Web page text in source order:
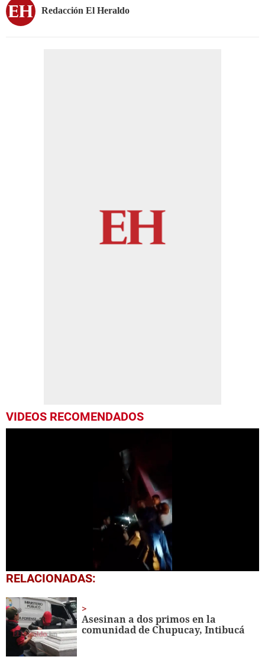
Redacción El Heraldo
VIDEOS RECOMENDADOS
0
seconds
1
minute,
18
seconds
RELACIONADAS:
Asesinan a dos primos en la
comunidad de Chupucay, Intibucá